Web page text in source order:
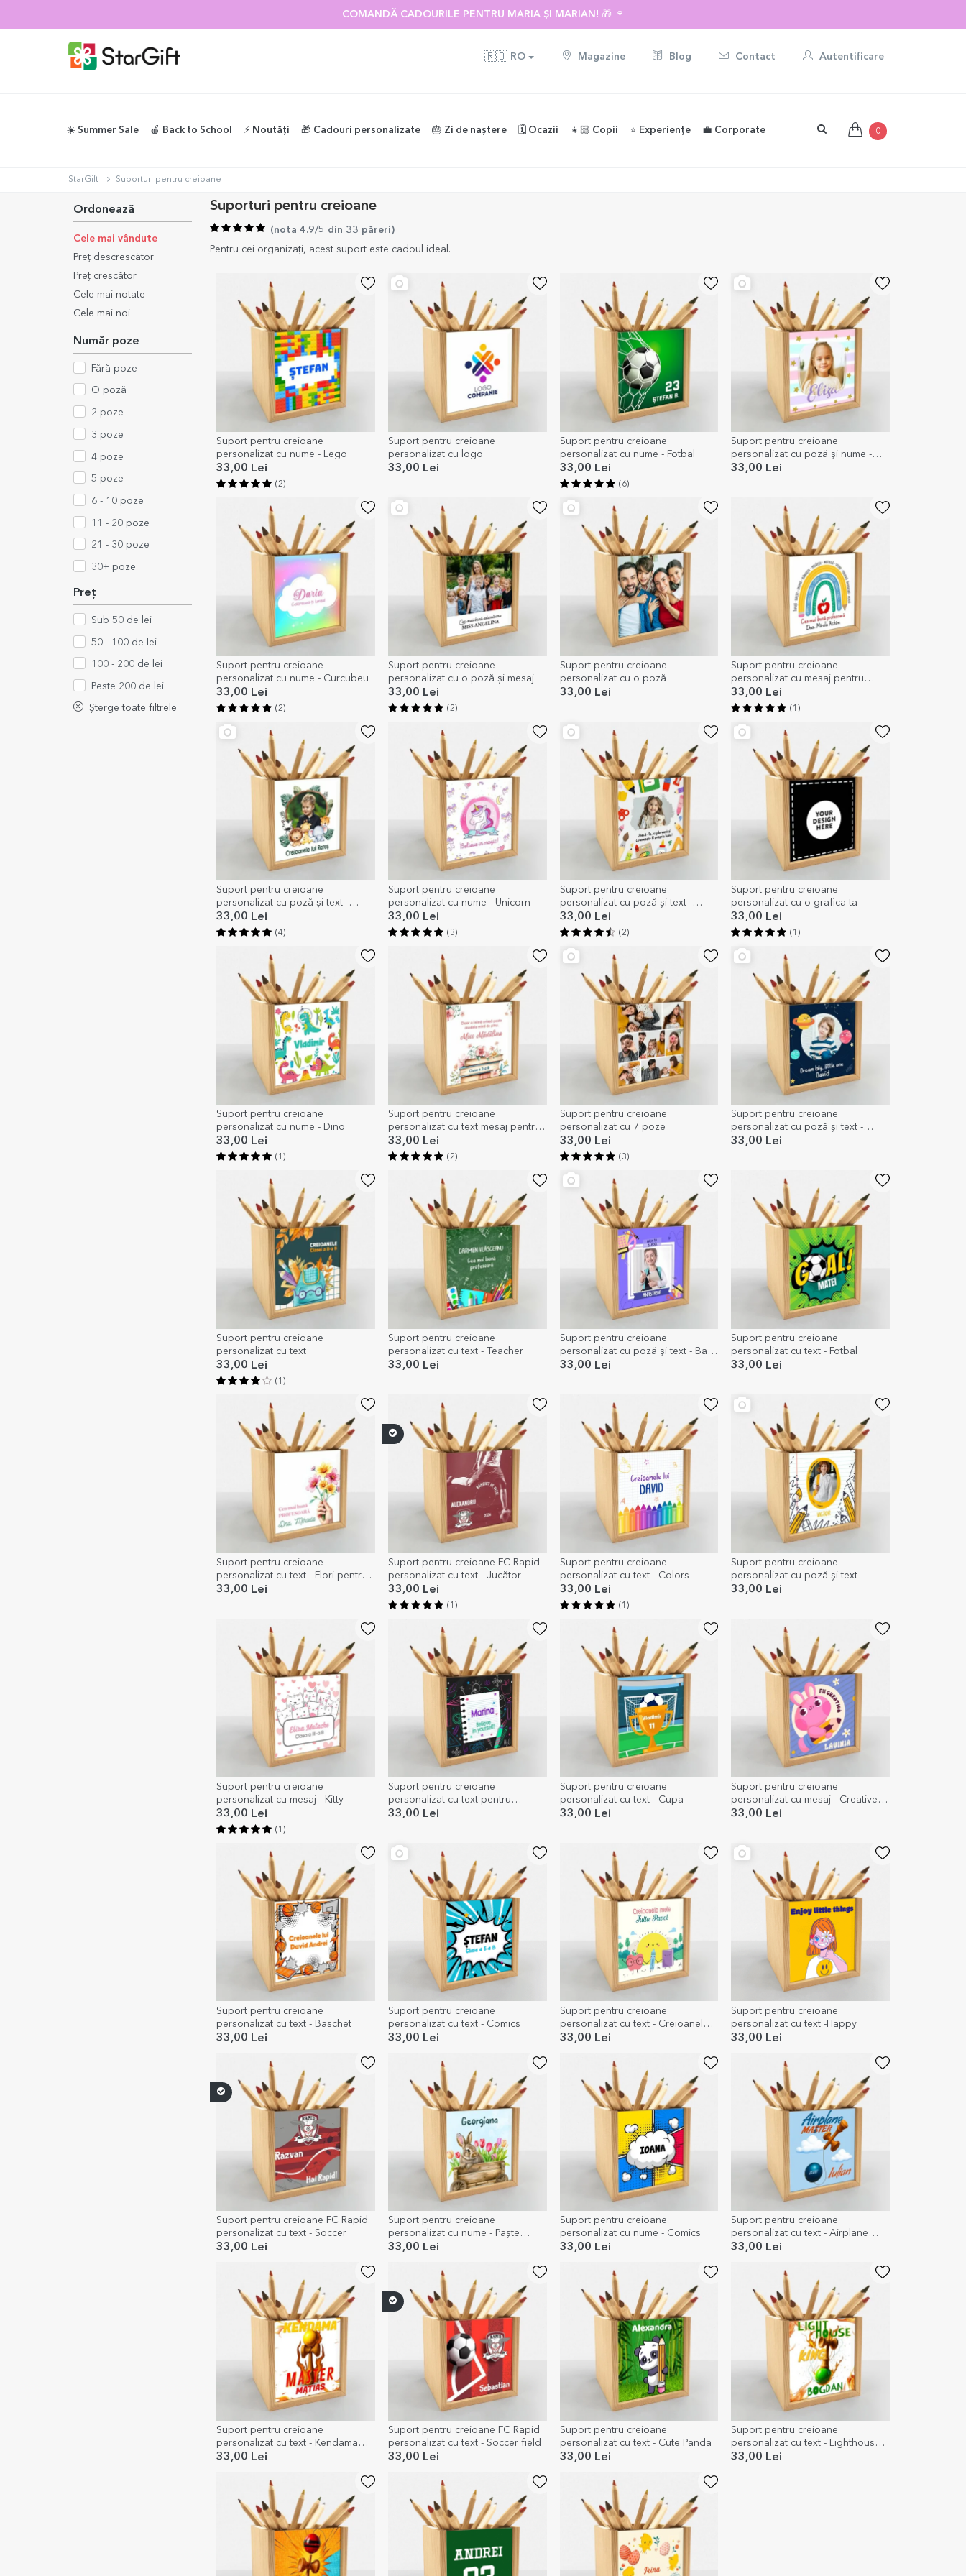
SUMMER SALE 🌴 PÂNĂ LA -40% REDUCERE LA PESTE 100 DE CADOURI PERSONALIZATE ☀️
🇷🇴 RO Magazine Blog Contact Autentificare
☀️ Summer Sale 🍎 Back to School ⚡️ Noutăți 🎁 Cadouri personalizate 🎂 Zi de naștere 🗓️ Ocazii 👧🏻 Copii ⭐️ Experiențe 💼 Corporate 0
StarGift Suporturi pentru creioane
Ordonează
Cele mai vândute
Preț descrescător
Preț crescător
Cele mai notate
Cele mai noi
Număr poze
Fără poze
O poză
2 poze
3 poze
4 poze
5 poze
6 - 10 poze
11 - 20 poze
21 - 30 poze
30+ poze
Preț
Sub 50 de lei
50 - 100 de lei
100 - 200 de lei
Peste 200 de lei
Șterge toate filtrele
Suporturi pentru creioane
(nota 4.9/5 din 33 păreri )
Pentru cei organizați, acest suport este cadoul ideal.
Suport pentru creioane
personalizat cu nume - Lego
33,00 Lei
(2)
Suport pentru creioane
personalizat cu logo
33,00 Lei
Suport pentru creioane
personalizat cu nume - Fotbal
33,00 Lei
(6)
Suport pentru creioane
personalizat cu poză și nume -
Curcubeu
33,00 Lei
Suport pentru creioane
personalizat cu nume - Curcubeu
33,00 Lei
(2)
Suport pentru creioane
personalizat cu o poză și mesaj
33,00 Lei
(2)
Suport pentru creioane
personalizat cu o poză
33,00 Lei
Suport pentru creioane
personalizat cu mesaj pentru
profesoară
33,00 Lei
(1)
Suport pentru creioane
personalizat cu poză și text -
Animăluțe
33,00 Lei
(4)
Suport pentru creioane
personalizat cu nume - Unicorn
33,00 Lei
(3)
Suport pentru creioane
personalizat cu poză și text -
Culori
33,00 Lei
(2)
Suport pentru creioane
personalizat cu o grafica ta
33,00 Lei
(1)
Suport pentru creioane
personalizat cu nume - Dino
33,00 Lei
(1)
Suport pentru creioane
personalizat cu text mesaj pentru
profesoare
33,00 Lei
(2)
Suport pentru creioane
personalizat cu 7 poze
33,00 Lei
(3)
Suport pentru creioane
personalizat cu poză și text -
Cosmos
33,00 Lei
Suport pentru creioane
personalizat cu text
33,00 Lei
(1)
Suport pentru creioane
personalizat cu text - Teacher
33,00 Lei
Suport pentru creioane
personalizat cu poză și text - Back
to school
33,00 Lei
Suport pentru creioane
personalizat cu text - Fotbal
33,00 Lei
Suport pentru creioane
personalizat cu text - Flori pentru
tine
33,00 Lei
Suport pentru creioane FC Rapid
personalizat cu text - Jucător
33,00 Lei
(1)
Suport pentru creioane
personalizat cu text - Colors
33,00 Lei
(1)
Suport pentru creioane
personalizat cu poză și text
33,00 Lei
Suport pentru creioane
personalizat cu mesaj - Kitty
33,00 Lei
(1)
Suport pentru creioane
personalizat cu text pentru
adolescenți
33,00 Lei
Suport pentru creioane
personalizat cu text - Cupa
33,00 Lei
Suport pentru creioane
personalizat cu mesaj - Creative
bunny
33,00 Lei
Suport pentru creioane
personalizat cu text - Baschet
33,00 Lei
Suport pentru creioane
personalizat cu text - Comics
33,00 Lei
Suport pentru creioane
personalizat cu text - Creioanele
mele
33,00 Lei
Suport pentru creioane
personalizat cu text -Happy
33,00 Lei
Suport pentru creioane FC Rapid
personalizat cu text - Soccer
33,00 Lei
Suport pentru creioane
personalizat cu nume - Paște
fericit!
33,00 Lei
Suport pentru creioane
personalizat cu nume - Comics
33,00 Lei
Suport pentru creioane
personalizat cu text - Airplane
Master
33,00 Lei
Suport pentru creioane
personalizat cu text - Kendama
Master
33,00 Lei
Suport pentru creioane FC Rapid
personalizat cu text - Soccer field
33,00 Lei
Suport pentru creioane
personalizat cu text - Cute Panda
33,00 Lei
Suport pentru creioane
personalizat cu text - Lighthouse
King
33,00 Lei